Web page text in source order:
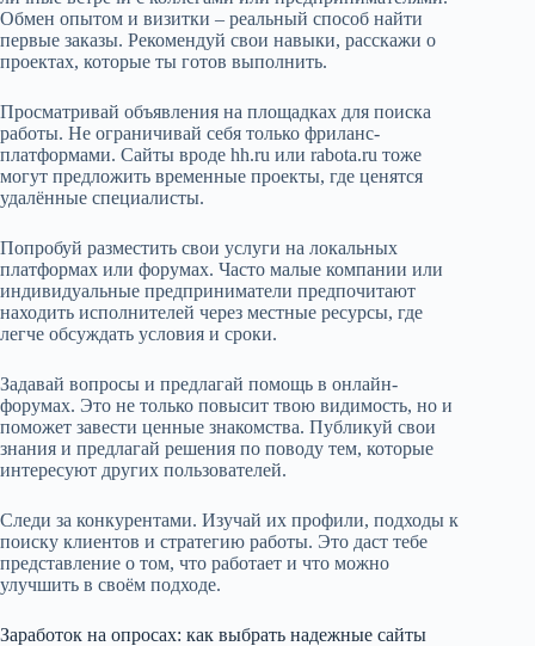
Обмен опытом и визитки – реальный способ найти
первые заказы. Рекомендуй свои навыки, расскажи о
проектах, которые ты готов выполнить.
Просматривай объявления на площадках для поиска
работы. Не ограничивай себя только фриланс-
платформами. Сайты вроде hh.ru или rabota.ru тоже
могут предложить временные проекты, где ценятся
удалённые специалисты.
Попробуй разместить свои услуги на локальных
платформах или форумах. Часто малые компании или
индивидуальные предприниматели предпочитают
находить исполнителей через местные ресурсы, где
легче обсуждать условия и сроки.
Задавай вопросы и предлагай помощь в онлайн-
форумах. Это не только повысит твою видимость, но и
поможет завести ценные знакомства. Публикуй свои
знания и предлагай решения по поводу тем, которые
интересуют других пользователей.
Следи за конкурентами. Изучай их профили, подходы к
поиску клиентов и стратегию работы. Это даст тебе
представление о том, что работает и что можно
улучшить в своём подходе.
Заработок на опросах: как выбрать надежные сайты